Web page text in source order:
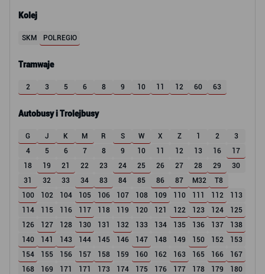
Kolej
SKM POLREGIO
Tramwaje
2 3 5 6 8 9 10 11 12 60 63
Autobusy i Trolejbusy
G J K M R S W X Z 1 2
3
4
5 6 7 8 9 10 11 12 13 16
17
18
19 21 22 23 24 25 26 27 28 29
30
31
32 33 34 83 84 85 86 87 M32
T8
100
102 104 105 106 107 108 109 110 111 112
113
114
115 116 117 118 119 120 121 122 123 124
125
126
127 128 130 131 132 133 134 135 136 137
138
140
141 143 144 145 146 147 148 149 150 152
153
154
155 156 157 158 159 160 162 163 165 166
167
168
169 171 171 173 174 175 176 177 178 179
180